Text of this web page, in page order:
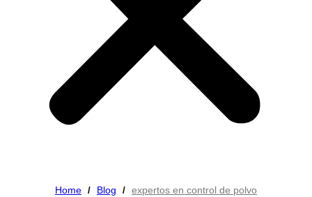
Home / Blog / expertos en control de polvo